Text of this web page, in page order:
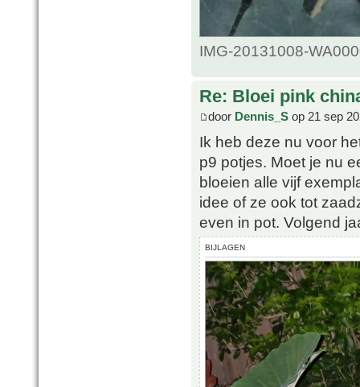
IMG-20131008-
Re: Bloei pink
door Dennis_S op 21 sep
Ik heb deze nu voor
p9 potjes. Moet je nu
bloeien alle vijf
idee of ze ook tot
even in pot. Volgend
BIJLAGEN